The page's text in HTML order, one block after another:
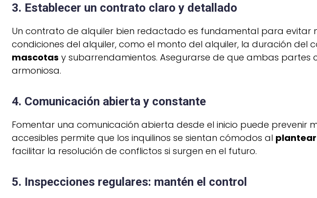
3. Establecer un contrato claro y detallado
Un contrato de alquiler bien redactado es fundamental para evitar
condiciones del alquiler, como el monto del alquiler, la duración del
mascotas y subarrendamientos. Asegurarse de que ambas
armoniosa.
4. Comunicación abierta y constante
Fomentar una comunicación abierta desde el inicio puede prevenir
accesibles permite que los inquilinos se sientan cómodos al
facilitar la resolución de conflictos si surgen en el futuro.
5. Inspecciones regulares: mantén el control